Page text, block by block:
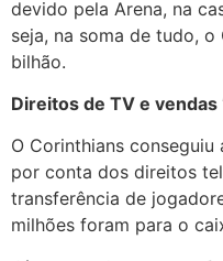
devido pela Arena, na
seja, na soma de tudo, o
bilhão.
Direitos de TV e vendas
O Corinthians
por conta dos direitos
transferência de
milhões foram para o